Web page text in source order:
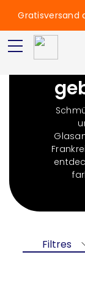
Filtres
Gratisversand